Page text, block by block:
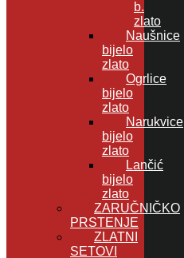
b.
zlato
Naušnice
bijelo
zlato
Ogrlice
bijelo
zlato
Narukvice
bijelo
zlato
Lančić
bijelo
zlato
ZARUČNIČKO
PRSTENJE
ZLATNI
SETOVI